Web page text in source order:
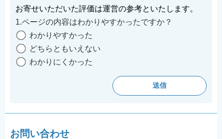
お寄せいただいた評価は運営の参考といたします。
1.ページの内容はわかりやすかったですか？
わかりやすかった
どちらともいえない
わかりにくかった
お問い合わせ